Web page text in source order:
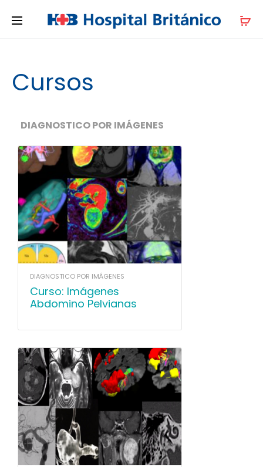
Cursos
DIAGNOSTICO POR IMÁGENES
DIAGNOSTICO POR IMÁGENES
Curso: Imágenes
Abdomino Pelvianas